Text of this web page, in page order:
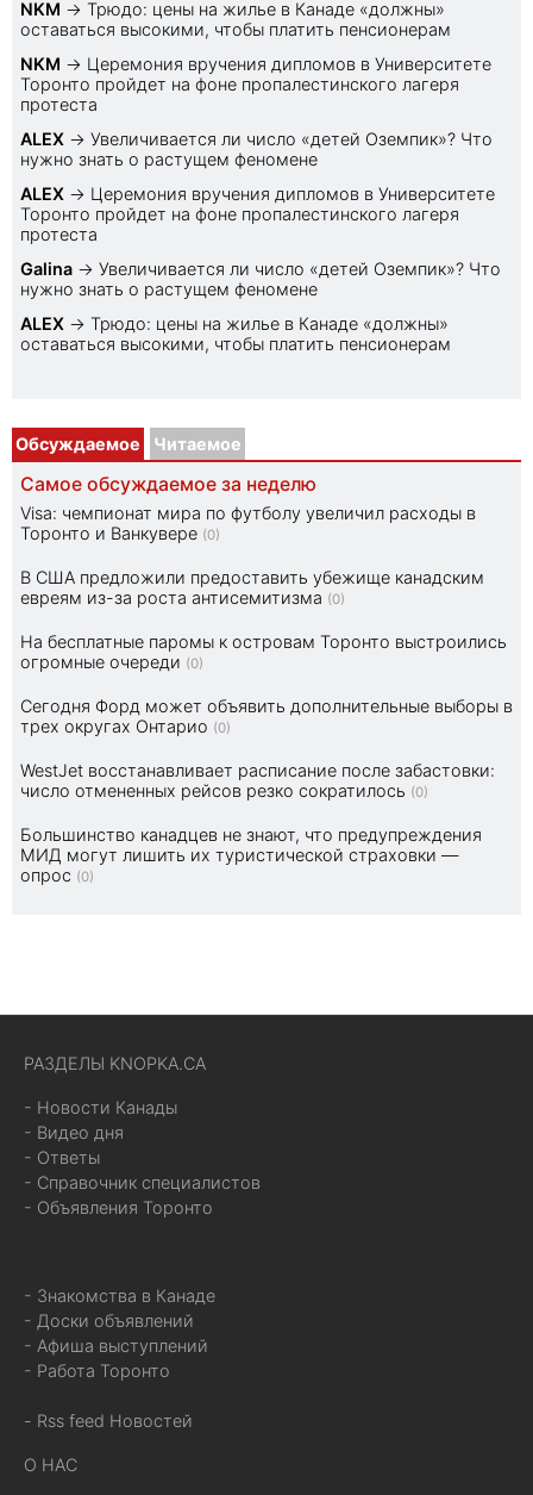
NKM → Трюдо: цены на жилье в Канаде «должны»
оставаться высокими, чтобы платить пенсионерам
NKM → Церемония вручения дипломов в Университете
Торонто пройдет на фоне пропалестинского лагеря
протеста
ALEX → Увеличивается ли число «детей Оземпик»? Что
нужно знать о растущем феномене
ALEX → Церемония вручения дипломов в Университете
Торонто пройдет на фоне пропалестинского лагеря
протеста
Galina → Увеличивается ли число «детей Оземпик»? Что
нужно знать о растущем феномене
ALEX → Трюдо: цены на жилье в Канаде «должны»
оставаться высокими, чтобы платить пенсионерам
Обсуждаемое Читаемое
Самое обсуждаемое за неделю
Visa: чемпионат мира по футболу увеличил расходы в
Торонто и Ванкувере (0)
В США предложили предоставить убежище канадским
евреям из-за роста антисемитизма (0)
На бесплатные паромы к островам Торонто выстроились
огромные очереди (0)
Сегодня Форд может объявить дополнительные выборы в
трех округах Онтарио (0)
WestJet восстанавливает расписание после забастовки:
число отмененных рейсов резко сократилось (0)
Большинство канадцев не знают, что предупреждения
МИД могут лишить их туристической страховки —
опрос (0)
РАЗДЕЛЫ KNOPKA.CA
- Новости Канады
- Видео дня
- Ответы
- Справочник специалистов
- Объявления Торонто
- Знакомства в Канаде
- Доски объявлений
- Афиша выступлений
- Работа Торонто
- Rss feed Новостей
О НАС